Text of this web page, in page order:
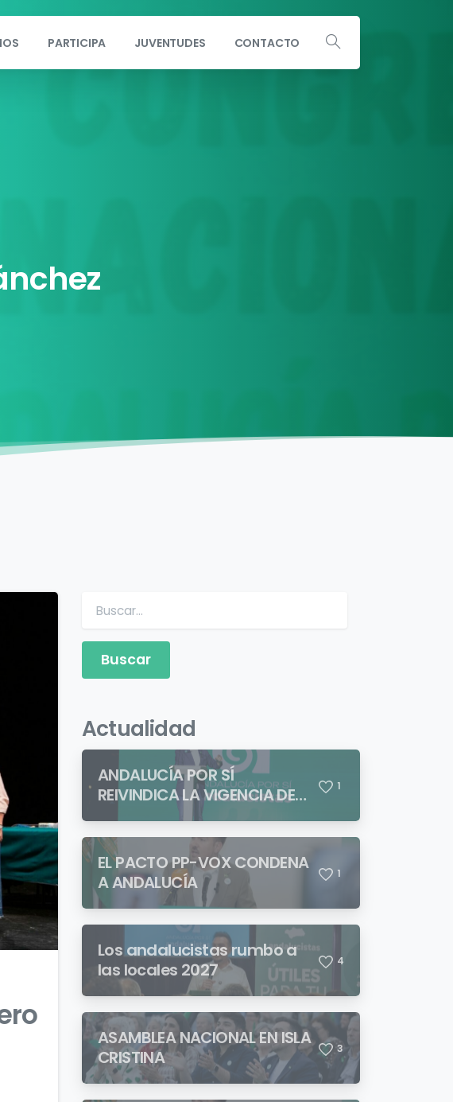
PARTICIPA JUVENTUDES CONTACTO
0
Actualidad
ANDALUCÍA POR SÍ
REIVINDICA LA VIGENCIA DE
BLAS INFANTE FRENTE A
QUIENES PRETENDEN NEGAR
LA IDENTIDAD ANDALUZA
1
EL PACTO PP-VOX CONDENA
A ANDALUCÍA
1
Los andalucistas rumbo a
las locales 2027
4
ASAMBLEA NACIONAL EN ISLA
CRISTINA
3